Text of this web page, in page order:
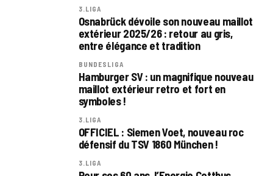
3.LIGA
Osnabrück dévoile son nouveau maillot
extérieur 2025/26 : retour au gris,
entre élégance et tradition
BUNDESLIGA
Hamburger SV : un magnifique nouveau
maillot extérieur retro et fort en
symboles !
3.LIGA
OFFICIEL : Siemen Voet, nouveau roc
défensif du TSV 1860 München !
3.LIGA